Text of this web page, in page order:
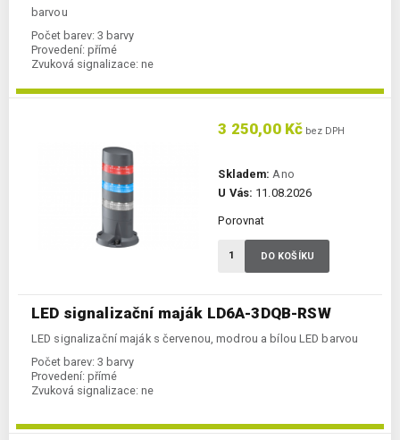
barvou
Počet barev: 3 barvy
Provedení: přímé
Zvuková signalizace: ne
LED signalizační maják LD6A-3DQB-RSW
LED signalizační maják s červenou, modrou a bílou LED barvou
Počet barev: 3 barvy
Provedení: přímé
Zvuková signalizace: ne
3 250,00 Kč bez DPH
Skladem: Ano
U Vás: 11.08.2026
Porovnat
DO KOŠÍKU